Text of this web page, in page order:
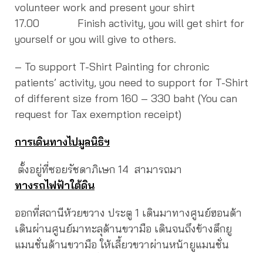
volunteer work and present your shirt
17.00 Finish activity, you will get shirt for
yourself or you will give to others.
– To support T-Shirt Painting for chronic
patients’ activity, you need to support for T-Shirt
of different size from 160 – 330 baht (You can
request for Tax exemption receipt)
การเดินทางไปมูลนิธิฯ
ตั้งอยู่ที่ซอยรัชดาภิเษก 14 สามารถมา
ทางรถไฟฟ้าใต้ดิน
ออกที่สถานีห้วยขวาง ประตู 1 เดินมาทางศูนย์ฮอนด้า
เดินผ่านศูนย์มาทะลุด้านขวามือ เดินจนถึงข้างตึกยู
แมนชั่นด้านขวามือ ให้เลี้ยวขวาผ่านหน้ายูแมนชั่น